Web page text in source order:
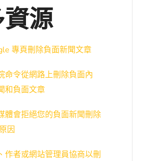
源
專頁刪除負面新聞文章
命令從網路上刪除負面內
和負面文章
體會拒絕您的負面新聞刪除
因
作者或網站管理員協商以刪